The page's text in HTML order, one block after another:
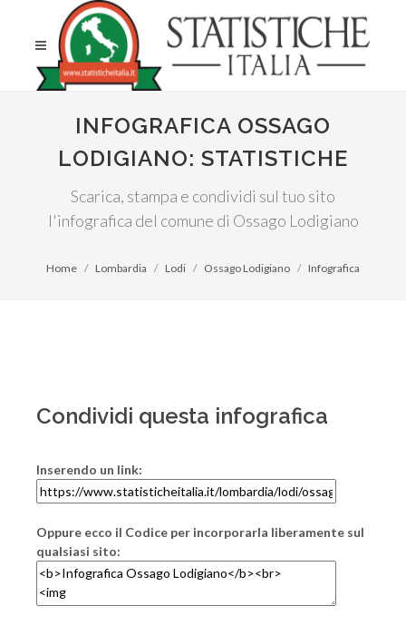
INFOGRAFICA OSSAGO
LODIGIANO: STATISTICHE
Scarica, stampa e condividi sul tuo sito
l'infografica del comune di Ossago Lodigiano
Home Lombardia Lodi Ossago Lodigiano Infografica
Condividi questa infografica
Inserendo un link:
Oppure ecco il Codice per incorporarla liberamente sul
qualsiasi sito: